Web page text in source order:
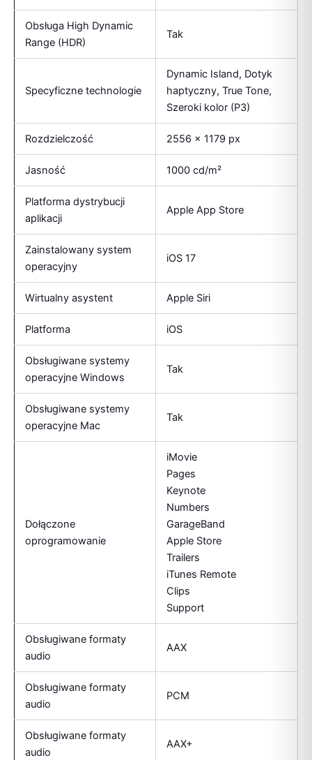
Obsługa High Dynamic
Range (HDR)
Tak
Specyficzne technologie
Dynamic Island, Dotyk
haptyczny, True Tone,
Szeroki kolor (P3)
Rozdzielczość 2556 x 1179 px
Jasność 1000 cd/m²
Platforma dystrybucji
aplikacji
Apple App Store
Zainstalowany system
operacyjny
iOS 17
Wirtualny asystent Apple Siri
Platforma iOS
Obsługiwane systemy
operacyjne Windows
Tak
Obsługiwane systemy
operacyjne Mac
Tak
Dołączone
oprogramowanie
iMovie
Pages
Keynote
Numbers
GarageBand
Apple Store
Trailers
iTunes Remote
Clips
Support
Obsługiwane formaty
audio
AAX
Obsługiwane formaty
audio
PCM
Obsługiwane formaty
audio
AAX+